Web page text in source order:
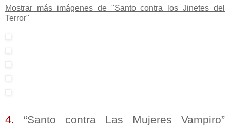
Mostrar más imágenes de "Santo contra los Jinetes del
Terror"
4. “Santo contra Las Mujeres Vampiro”